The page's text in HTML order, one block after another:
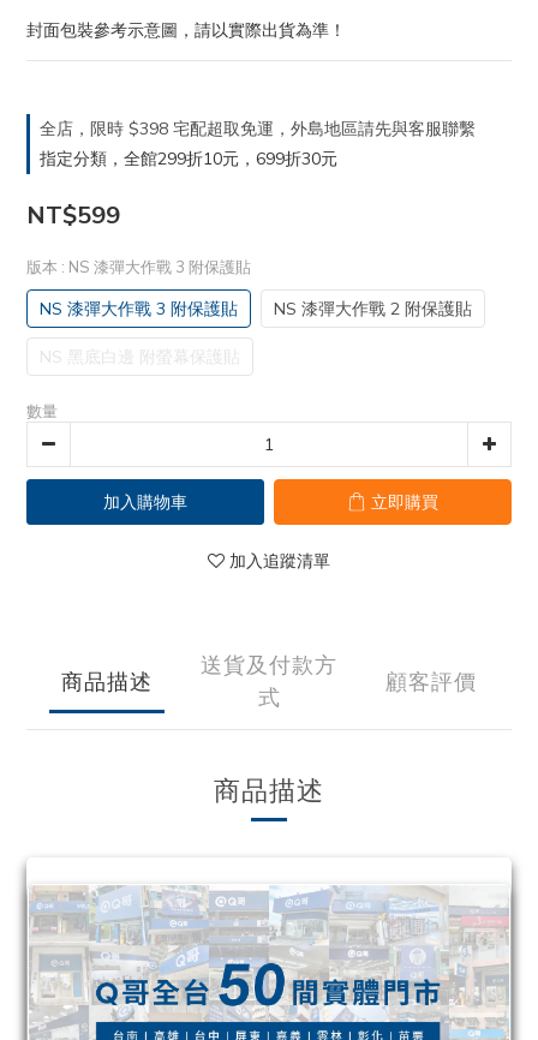
封面包裝參考示意圖，請以實際出貨為準！
全店，限時 $398 宅配超取免運，外島地區請先與客服聯繫
指定分類，全館299折10元，699折30元
NT$599
版本 : NS 漆彈大作戰 3 附保護貼
NS 漆彈大作戰 3 附保護貼 NS 漆彈大作戰 2 附保護貼
NS 黑底白邊 附螢幕保護貼
數量
加入購物車 立即購買
加入追蹤清單
商品描述
送貨及付款方
式
顧客評價
商品描述